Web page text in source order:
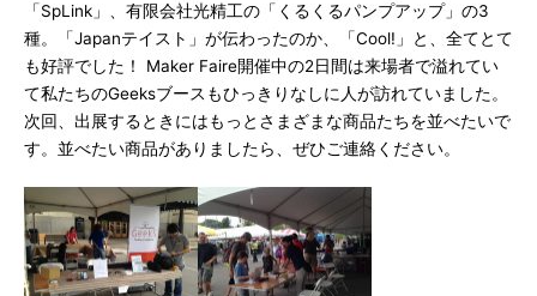
「SpLink」、有限会社光精工の「くるくるパンプアップ」の3
種。「Japanテイスト」が伝わったのか、「Cool!」と、全てとて
も好評でした！ Maker Faire開催中の2日間は来場者で溢れてい
て私たちのGeeksブースもひっきりなしに人が訪れていました。
次回、出展するときにはもっとさまざまな商品たちを並べたいで
す。並べたい商品がありましたら、ぜひご連絡ください。